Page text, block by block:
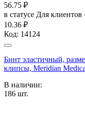
56.75 ₽
в статусе Для
10.36 ₽
Код: 14124
Бинт эластичный,
клипсы, Meridian
В наличии:
186 шт.